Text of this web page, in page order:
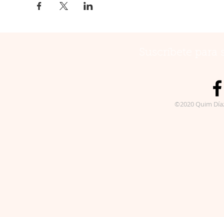
©2020 Quim